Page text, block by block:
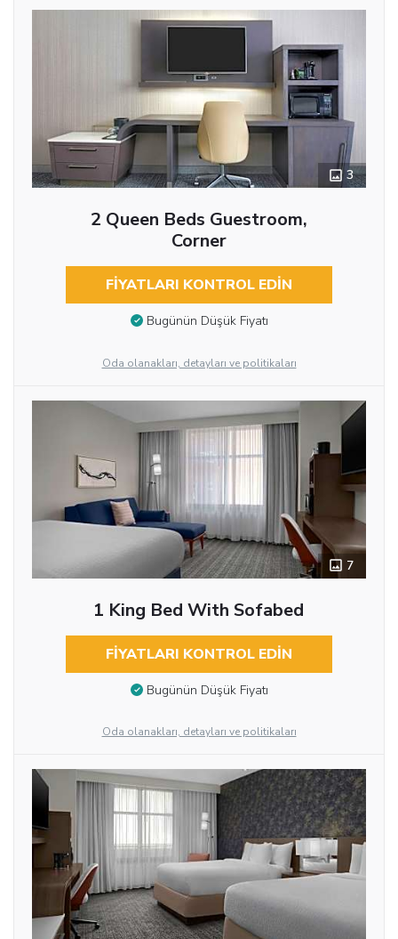
3
2 Queen Beds Guestroom,
Corner
FIYATLARI KONTROL EDIN
Bugünün Düşük Fiyatı
Oda olanakları, detayları ve politikaları
7
1 King Bed With Sofabed
FIYATLARI KONTROL EDIN
Bugünün Düşük Fiyatı
Oda olanakları, detayları ve politikaları